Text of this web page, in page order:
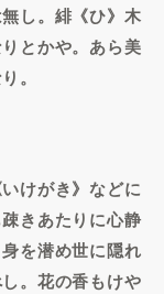
し。緋《ひ》木
とかや。あら美
。
けがき》などに
きあたりに心静
を潜め世に隠れ
。花の香もけや